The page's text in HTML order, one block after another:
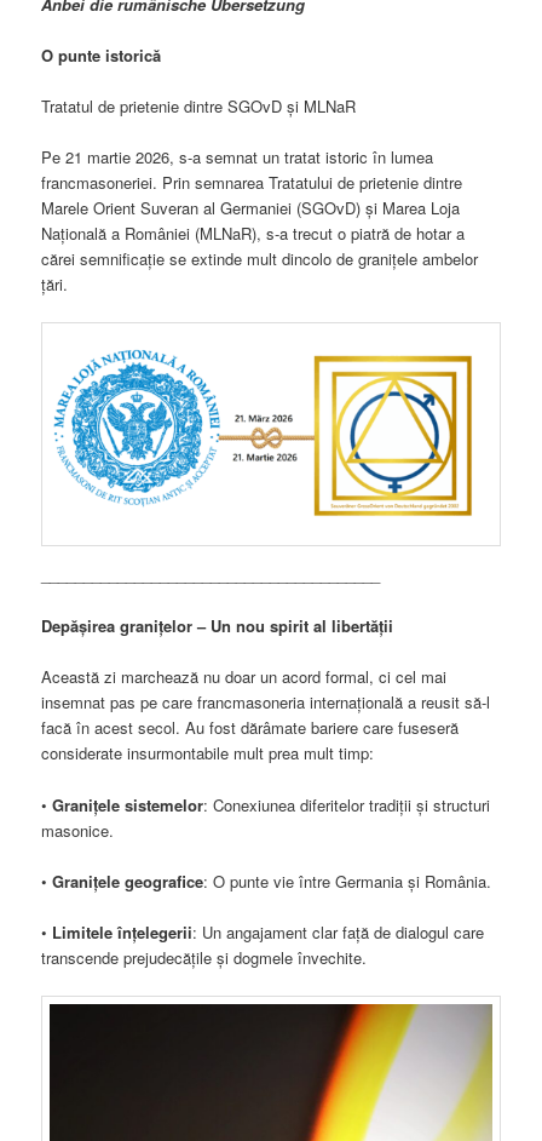
O punte istorică
Tratatul de prietenie dintre SGOvD și MLNaR
Pe 21 martie 2026, s-a semnat un tratat istoric în lumea
francmasoneriei. Prin semnarea Tratatului de prietenie dintre
Marele Orient Suveran al Germaniei (SGOvD) și Marea Loja
Națională a României (MLNaR), s-a trecut o piatră de hotar a
cărei semnificație se extinde mult dincolo de granițele ambelor
țări.
Depășirea granițelor – Un nou spirit al libertății
Această zi marchează nu doar un acord formal, ci cel mai
insemnat pas pe care francmasoneria internațională a reusit să-l
facă în acest secol. Au fost dărâmate bariere care fuseseră
considerate insurmontabile mult prea mult timp:
•Granițele sistemelor: Conexiunea diferitelor tradiții și structuri
masonice.
•Granițele geografice: O punte vie între Germania și România.
• Limitele înțelegerii: Un angajament clar față de dialogul care
transcende prejudecățile și dogmele învechite.